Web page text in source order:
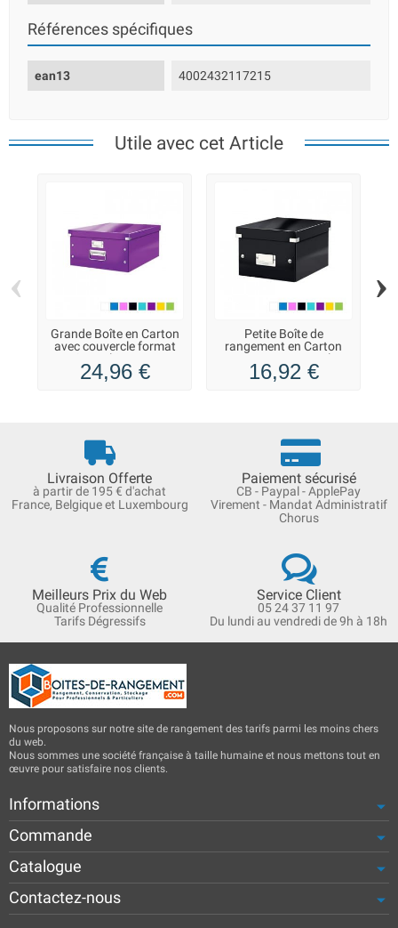
Références spécifiques
ean13 4002432117215
Utile avec cet Article
Grande Boîte en Carton
avec couvercle format
A3+ Multi Usages
24,96 €
Petite Boîte de
rangement en Carton
A5+ avec couvercle
16,92 €
‹ ›
Livraison Offerte
à partir de 195 € d'achat
France, Belgique et Luxembourg
Paiement sécurisé
CB - Paypal - ApplePay
Virement - Mandat Administratif
Chorus
Meilleurs Prix du Web
Qualité Professionnelle
Tarifs Dégressifs
Service Client
05 24 37 11 97
Du lundi au vendredi de 9h à 18h
Nous proposons sur notre site de rangement des tarifs parmi les moins chers
du web.
Nous sommes une société française à taille humaine et nous mettons tout en
œuvre pour satisfaire nos clients.
Informations
Commande
Catalogue
Contactez-nous